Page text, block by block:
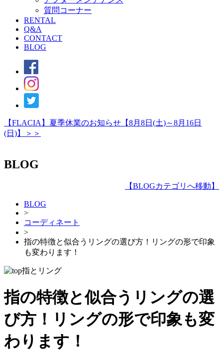
質問コーナー
RENTAL
Q&A
CONTACT
BLOG
【FLACIA】夏季休業のお知らせ【8月8日(土)～8月16日
(日)】＞＞
BLOG
【BLOGカテゴリへ移動 】
BLOG
>
コーディネート
>
指の特徴と似合うリングの選び方！リングの形で印象
も変わります！
指の特徴と似合うリングの選
び方！リングの形で印象も変
わります！